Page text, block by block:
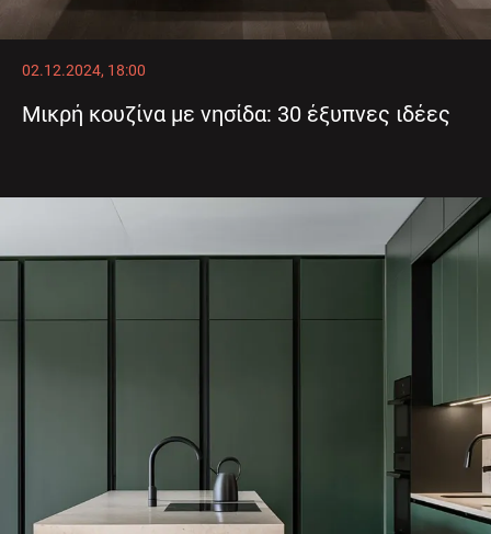
02.12.2024, 18:00
Μικρή κουζίνα με νησίδα: 30 έξυπνες ιδέες